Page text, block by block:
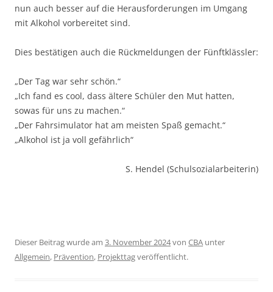
nun auch besser auf die Herausforderungen im Umgang
mit Alkohol vorbereitet sind.
Dies bestätigen auch die Rückmeldungen der Fünftklässler:
„Der Tag war sehr schön.“
„Ich fand es cool, dass ältere Schüler den Mut hatten,
sowas für uns zu machen.“
„Der Fahrsimulator hat am meisten Spaß gemacht.“
„Alkohol ist ja voll gefährlich“
S. Hendel (Schulsozialarbeiterin)
Dieser Beitrag wurde am 3. November 2024von CBA unter
Allgemein, Prävention, Projekttagveröffentlicht.